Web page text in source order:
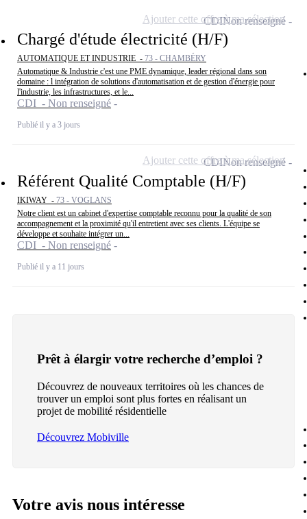
Chargé d'étude électricité (H/F)
AUTOMATIQUE ET INDUSTRIE - 73 - CHAMBÉRY
Automatique & Industrie c'est une PME dynamique, leader régional dans son
domaine : l intégration de solutions d'automatisation et de gestion d'énergie pour
l'industrie, les infrastructures, et le...
CDI - Non renseigné
Publié il y a 3 jours
CDINon renseigné
Ajouter cette offre à ma sélection
Référent Qualité Comptable (H/F)
IKIWAY - 73 - VOGLANS
Notre client est un cabinet d'expertise comptable reconnu pour la qualité de son
accompagnement et la proximité qu'il entretient avec ses clients. L'équipe se
développe et souhaite intégrer un...
CDI - Non renseigné
Publié il y a 11 jours
CDINon renseigné
Ajouter cette offre à ma sélection
Prêt à élargir votre recherche d’emploi ?
Découvrez de nouveaux territoires où les chances de
trouver un emploi sont plus fortes en réalisant un
projet de mobilité résidentielle
Découvrez Mobiville
Votre avis nous intéresse